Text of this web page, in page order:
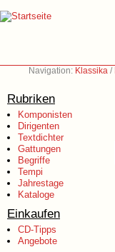
Navigation: Klassika /
Rubriken
Komponisten
Dirigenten
Textdichter
Gattungen
Begriffe
Tempi
Jahrestage
Kataloge
Einkaufen
CD-Tipps
Angebote